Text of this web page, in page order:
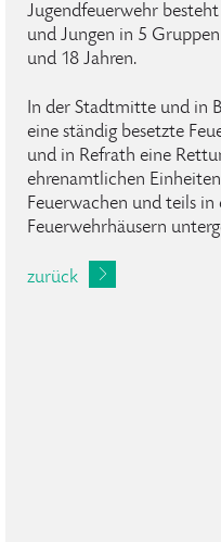
Jugendfeuerwehr
und Jungen in 5
und 18 Jahren.
In der Stadtmitte und in
eine ständig besetzte
und in Refrath eine
ehrenamtlichen
Feuerwachen und teils in
Feuerwehrhäusern
zurück